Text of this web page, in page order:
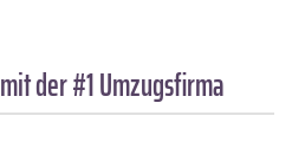
mit der #1 Umzugsfirma